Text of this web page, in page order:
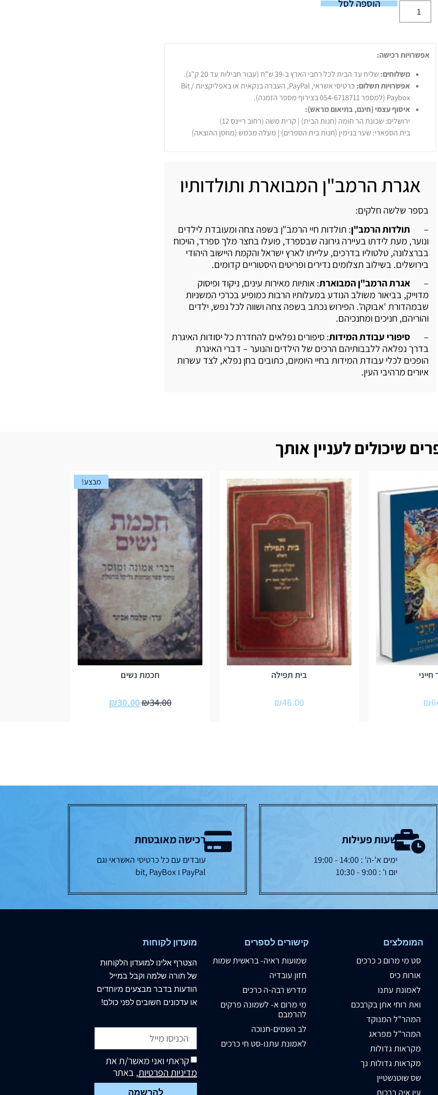
הוספה לסל
אפשרויות רכישה:
משלוחים:שליח עד הבית לכל רחבי הארץ ב-39 ש"ח (עבור חבילות עד 20 ק"ג).
אפשרויות תשלום:
כרטיסי אשראי, PayPal, העברה בנקאית או באפליקציות Bit /
Paybox (למספר 054-6718711 בצירוף מספר הזמנה).
איסוף עצמי (חינם, בתיאום מראש):
ירושלים: שכונת הר חומה (חנות הבית) | קרית משה (רחוב ריינס 12)
בית הספארי: שער בנימין (חנות בית הספרים) | מעלה מכמש (מחסן ההוצאה)
אגרת הרמב"ן המבוארת ותולדותיו
בספר שלשה חלקים:
– תולדות הרמב"ן: תולדות חיי הרמב"ן בשפה צחה ומעובדת לילדים
ונוער, מעת לידתו בעיירה גירונה שבספרד, פועלו בחצר מלך ספרד, הויכוח
בברצלונה, טלטוליו בדרכים, עלייתו לארץ ישראל והקמת היישוב היהודי
בירושלים. בשילוב תצלומים נדירים ופריטים היסטוריים קדומים.
– אגרת הרמב"ן המבוארת: אותיות מאירות עינים, ניקוד ופיסוק
מדוייק, בביאור משולב הנודע במעלותיו הרבות כמופיע בכרכי המשניות
שבמהדורת 'אבוקה'. הפירוש נכתב בשפה צחה ושווה לכל נפש, ילדים
והוריהם, חניכים ומחנכיהם.
– סיפורי עבודת המידות: סיפורים נפלאים להחדרת כל יסודות האיגרת
בדרך נפלאה ללבבותיהם הרכים של הילדים והנוער – דברי האיגרת
הופכים לכלי עבודת המידות בחיי היומיום, כתובים בחן נפלא, לצד עשרות
איורים מרהיבי העין.
שיכולים לעניין אותך
₪
בית תפילה
₪46.00
מבצע!
חכמת נשים
₪34.00
₪30.00
שעות פעילות
ימים א'-ה' : 14:00 - 19:00
יום ו' : 9:00 - 10:30
רכישה מאובטחת
עובדים עם כל כרטיסי האשראי וגם
PayPal ו bit, PayBox
המומלצים
סט מי מרום כ כרכים
אורות כיס
לאמונת עתנו
ואת רוחי אתן בקרבכם
המהר"ל המנוקד
המהר"ל מפראג
מקראות גדולות
מקראות גדולות נך
שס שוטנשטיין
עין איה ברכות
קישורים לספרים
שמועות ראיה- בראשית שמות
חזון עובדיה
מדרש רבה-ה כרכים
מי מרום א- לשמונה פרקים
להרמבם
לב השמים-חנוכה
לאמונת עתנו-סט חי כרכים
מועדון לקוחות
הצטרף אלינו למועדון הלקוחות
של תורה שלמה וקבל במייל
הודעות בדבר מבצעים מיוחדים
או עדכונים חשובים לפני כולם!
קראתי ואני מאשר/ת את
מדיניות הפרטיות, באתר
להרשמה